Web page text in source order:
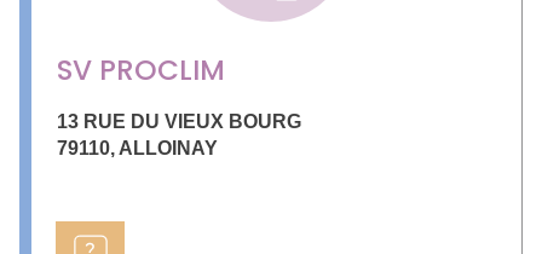
SV PROCLIM
13 RUE DU VIEUX BOURG
79110, ALLOINAY